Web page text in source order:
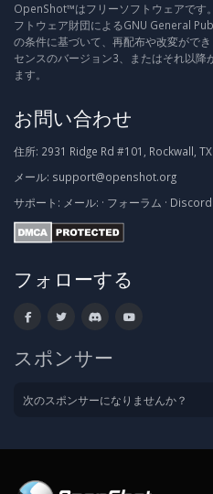
OpenShot™はフリーソフトウェアです
フトウェア財団によるGNU General
の条件に基づいて、再配布や改変がで
センスのバージョン3、またはそれ以降
ます。
お問い合わせ
住所: 2931 Ridge Rd #101, Rockwall,
メール: support@openshot.org
サポート: メール: · フォーラム · Discord
フォローする
スポンサー
次のスポンサーになりませんか？